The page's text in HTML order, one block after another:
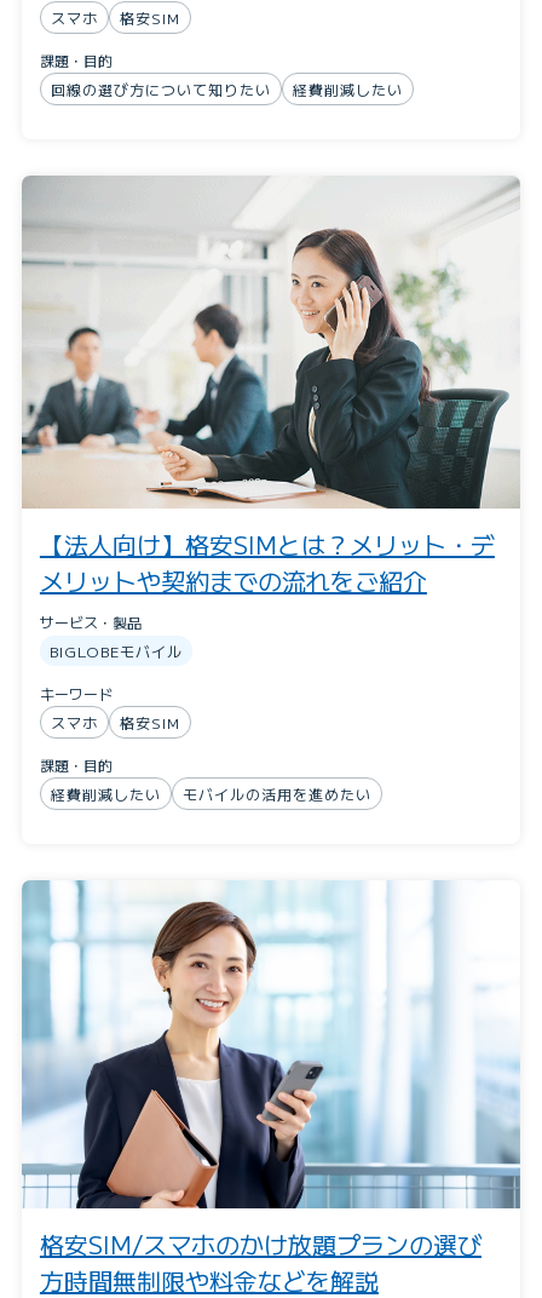
スマホ
格安SIM
課題・目的
回線の選び方について知りたい
経費削減したい
【法人向け】格安SIMとは？メリット・デ
メリットや契約までの流れをご紹介
サービス・製品
BIGLOBEモバイル
キーワード
スマホ
格安SIM
課題・目的
経費削減したい
モバイルの活用を進めたい
格安SIM/スマホのかけ放題プランの選び
方時間無制限や料金などを解説